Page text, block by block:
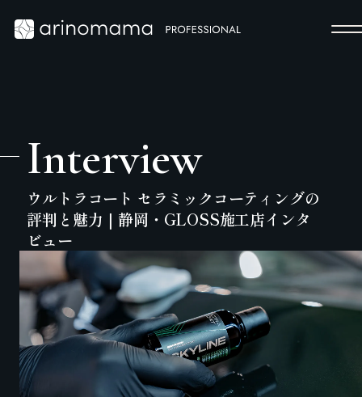
Interview
ウルトラコート セラミックコーティングの
評判と魅力｜静岡・GLOSS施工店インタ
ビュー